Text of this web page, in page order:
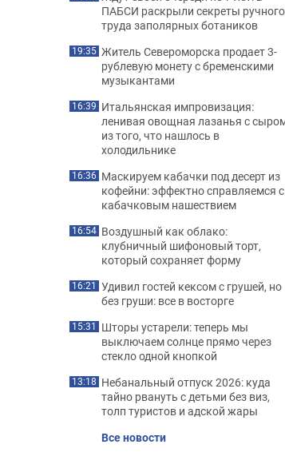
ПАБСИ раскрыли секреты ручного
труда заполярных ботаников
19:35 Житель Североморска продает 3-
рублевую монету с бременскими
музыкантами
16:39 Итальянская импровизация:
ленивая овощная лазанья с
из того, что нашлось в
холодильнике
16:36 Маскируем кабачки под десерт из
кофейни: эффектно справляемся с
кабачковым нашествием
16:54 Воздушный как облако:
клубничный шифоновый торт,
который сохраняет форму
16:21 Удивил гостей кексом с грушей, но
без груши: все в восторге
15:31 Шторы устарели: теперь мы
выключаем солнце прямо через
стекло одной кнопкой
13:18 Небанальный отпуск 2026: куда
тайно рвануть с детьми без виз,
толп туристов и адской жары
Все новости